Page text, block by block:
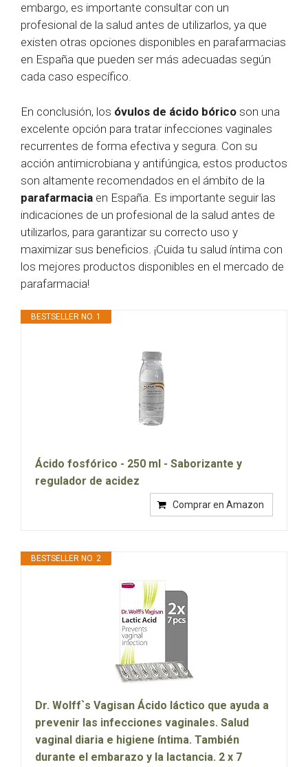
embargo, es importante consultar con un
profesional de la salud antes de utilizarlos, ya que
existen otras opciones disponibles en parafarmacias
en España que pueden ser más adecuadas según
cada caso específico.
En conclusión, los óvulos de ácido bórico son una
excelente opción para tratar infecciones vaginales
recurrentes de forma efectiva y segura. Con su
acción antimicrobiana y antifúngica, estos productos
son altamente recomendados en el ámbito de la
parafarmacia en España. Es importante seguir las
indicaciones de un profesional de la salud antes de
utilizarlos, para garantizar su correcto uso y
maximizar sus beneficios. ¡Cuida tu salud íntima con
los mejores productos disponibles en el mercado de
parafarmacia!
BESTSELLER NO. 1
Ácido fosfórico - 250 ml - Saborizante y
regulador de acidez
Comprar en Amazon
BESTSELLER NO. 2
Dr. Wolff`s Vagisan Ácido láctico que ayuda a
prevenir las infecciones vaginales. Salud
vaginal diaria e higiene íntima. También
durante el embarazo y la lactancia. 2 x 7